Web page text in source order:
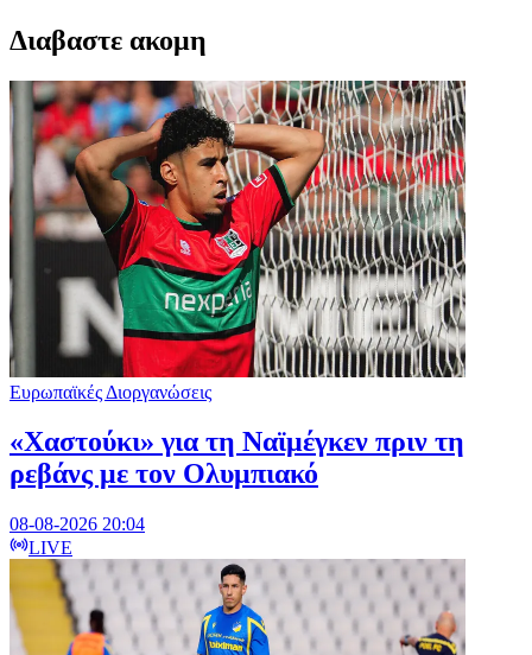
Διαβαστε ακομη
Ευρωπαϊκές Διοργανώσεις
«Χαστούκι» για τη Ναϊμέγκεν πριν τη
ρεβάνς με τον Ολυμπιακό
08-08-2026 20:04
LIVE